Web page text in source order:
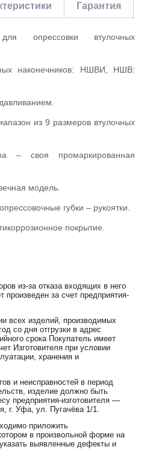
Гарантия
опрессовки втулочных
наконечников: НШВИ, НШВ:
из 9 размеров втулочных
– своя промаркированная
модель.
губки – рукоятки.
покрытие.
из-за отказа входящих в него
произведен за счет предприятия-
всех изделий, производимых
со дня отгрузки в адрес
срока Покупатель имеет
Изготовителя при условии
хранения и
и неисправностей в период
изделие должно быть
предприятия-изготовителя —
г. Уфа, ул. Пугачёва 1/1.
приложить
в произвольной форме на
выявленные дефекты и